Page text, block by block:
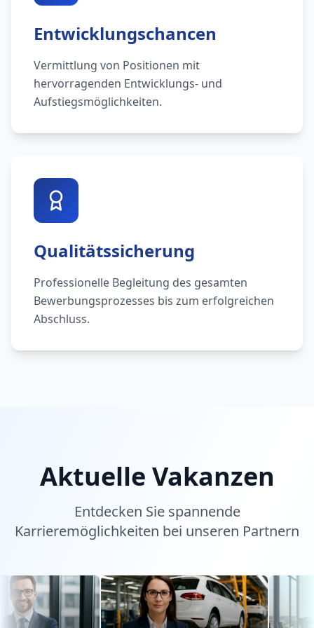
Entwicklungschancen
Vermittlung von Positionen mit
hervorragenden Entwicklungs- und
Aufstiegsmöglichkeiten.
Qualitätssicherung
Professionelle Begleitung des gesamten
Bewerbungsprozesses bis zum erfolgreichen
Abschluss.
Aktuelle Vakanzen
Entdecken Sie spannende
Karrieremöglichkeiten bei unseren Partnern